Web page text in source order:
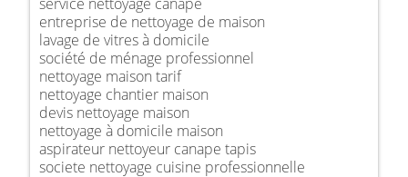
entreprise de nettoyage de maison
lavage de vitres à domicile
société de ménage professionnel
nettoyage maison tarif
nettoyage chantier maison
devis nettoyage maison
nettoyage à domicile maison
aspirateur nettoyeur canape tapis
societe nettoyage cuisine professionnelle